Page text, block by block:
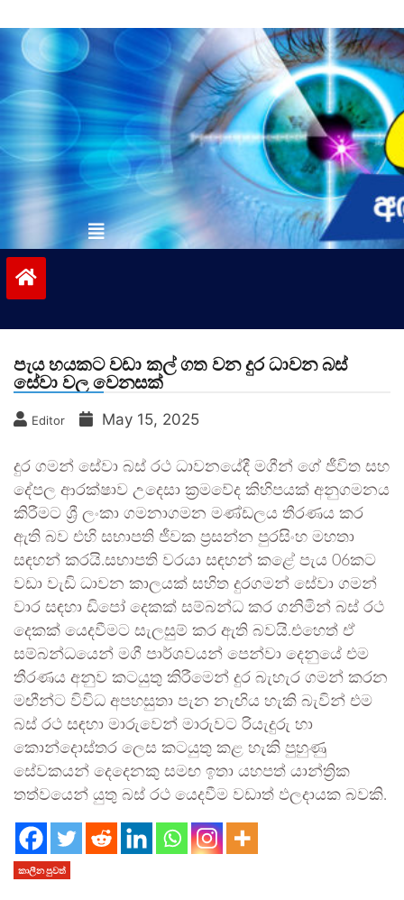
to
contentvinivida.lk
පැය හයකට වඩා කල් ගත වන දුර ධාවන බස්
සේවා වල වෙනසක්
Editor May 15, 2025
දුර ගමන් සේවා බස් රථ ධාවනයේදී මගීන් ගේ ජීවිත සහ
දේපල ආරක්ෂාව උදෙසා ක්‍රමවේද කිහිපයක් අනුගමනය
කිරීමට ශ්‍රී ලංකා ගමනාගමන මණ්ඩලය තීරණය කර
ඇති බව එහි සභාපති ජීවක ප්‍රසන්න පුරසිංහ මහතා
සඳහන් කරයි.සභාපති වරයා සඳහන් කළේ පැය 06කට
වඩා වැඩි ධාවන කාලයක් සහිත දුරගමන් සේවා ගමන්
වාර සඳහා ඩිපෝ දෙකක් සම්බන්ධ කර ගනිමින් බස් රථ
දෙකක් යෙදවීමට සැලසුම් කර ඇති බවයි.එහෙත් ඒ
සම්බන්ධයෙන් මගී පාර්ශවයන් පෙන්වා දෙනුයේ එම
තීරණය අනුව කටයුතු කිරීමෙන් දුර බැහැර ගමන් කරන
මඟීන්ට විවිධ අපහසුතා පැන නැඟිය හැකි බැවින් එම
බස් රථ සඳහා මාරුවෙන් මාරුවට රියැදුරු හා
කොන්දොස්තර ලෙස කටයුතු කළ හැකි පුහුණු
සේවකයන් දෙදෙනකු සමඟ ඉතා යහපත් යාන්ත්‍රික
තත්වයෙන් යුතු බස් රථ යෙදවීම වඩාත් ඵලදායක බවකි.
කාලීන පුවත්